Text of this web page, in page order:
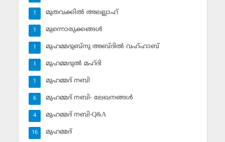
മുതവക്കില്‍ അലല്ലാഹ്
1
മുന്നൊരുക്കങ്ങള്‍
1
മുഹമ്മദുബ്‌നു അബ്ദില്‍ വഹ്ഹാബ്
1
മുഹമ്മദുല്‍ മഹ്ദി
1
മുഹമ്മദ് നബി
1
മുഹമ്മദ് നബി- ലേഖനങ്ങള്‍
6
മുഹമ്മദ് നബി-Q&A
4
മുഹമ്മദ്‌
16